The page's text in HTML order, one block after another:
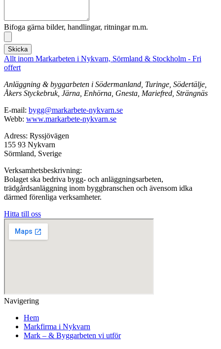
Bifoga gärna bilder, handlingar, ritningar m.m.
Skicka
Allt inom Markarbeten i Nykvarn, Sörmland & Stockholm - Fri
offert
Anläggning & byggarbeten i Södermanland, Turinge, Södertälje,
Åkers Styckebruk, Järna, Enhörna, Gnesta, Mariefred, Strängnäs
E-mail: bygg@markarbete-nykvarn.se
Webb: www.markarbete-nykvarn.se
Adress: Ryssjövägen
155 93 Nykvarn
Sörmland, Sverige
Verksamhetsbeskrivning:
Bolaget ska bedriva bygg- och anläggningsarbeten,
trädgårdsanläggning inom byggbranschen och ävensom idka
därmed förenliga verksamheter.
Hitta till oss
Navigering
Hem
Markfirma i Nykvarn
Mark – & Byggarbeten vi utför